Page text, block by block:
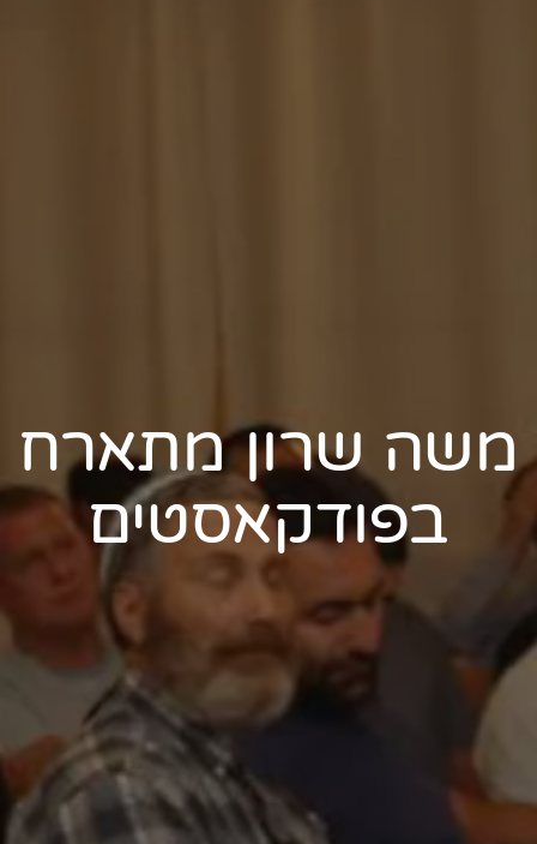
משה שרון מתארח
בפודקאסטים